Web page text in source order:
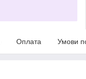
Оплата Умови